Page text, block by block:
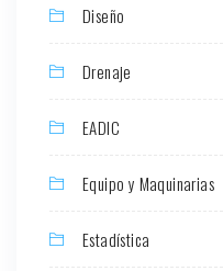
Diseño
Drenaje
EADIC
Equipo y Maquinarias
Estadística